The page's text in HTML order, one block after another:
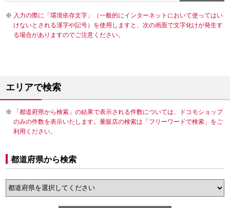
入力の際に「環境依存文字」（一般的にインターネットにおいて使ってはい
けないとされる漢字や記号）を使用しますと、次の画面で文字化けが発生す
る場合がありますのでご注意ください。
エリアで検索
「都道府県から検索」の結果で表示される件数については、ドコモショップ
のみの件数を表示いたします。量販店の検索は「フリーワードで検索」をご
利用ください。
都道府県から検索